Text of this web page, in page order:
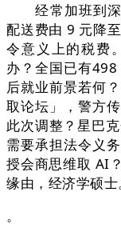
经常加班到深
配送费由 9 元降
令意义上的税费
办？全国已有
后就业前景若何
取论坛」，警方
此次调整？星巴
需要承担法令义
授会商思维取 AI
缘由，经济学硕士
。